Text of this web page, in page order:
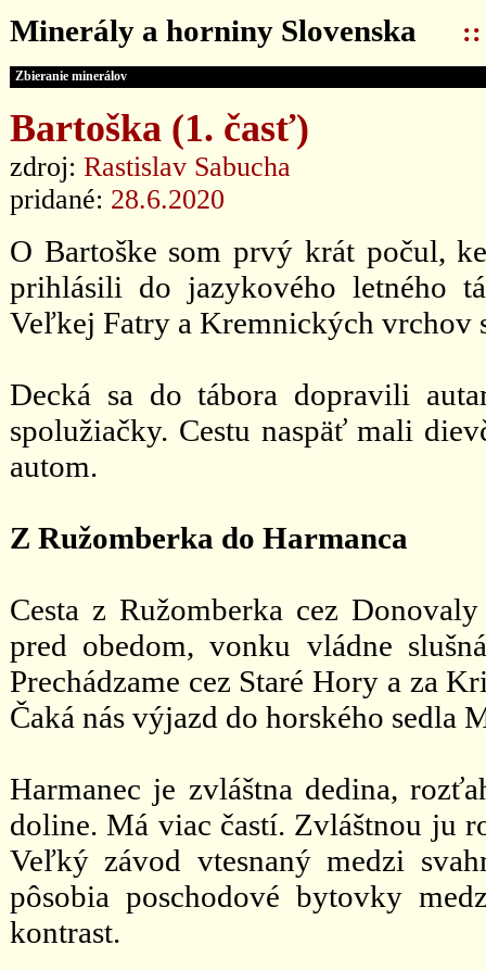
Minerály a horniny Slovenska ::
Zbieranie minerálov
Bartoška (1. časť)
zdroj: Rastislav Sabucha
pridané: 28.6.2020
O Bartoške som prvý krát počul,
prihlásili do jazykového letného
Veľkej Fatry a Kremnických vrchov
Decká sa do tábora dopravili
spolužiačky. Cestu naspäť mali
autom.
Z Ružomberka do Harmanca
Cesta z Ružomberka cez
pred obedom, vonku vládne
Prechádzame cez Staré Hory a za
Čaká nás výjazd do horského sedla
Harmanec je zvláštna dedina,
doline. Má viac častí. Zvláštnou ju
Veľký závod vtesnaný medzi
pôsobia poschodové bytovky
kontrast.